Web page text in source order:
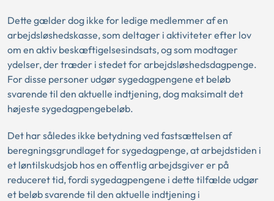
Dette gælder dog ikke for ledige medlemmer af en
arbejdsløshedskasse, som deltager i aktiviteter efter lov
om en aktiv beskæftigelsesindsats, og som modtager
ydelser, der træder i stedet for arbejdsløshedsdagpenge.
For disse personer udgør sygedagpengene et beløb
svarende til den aktuelle indtjening, dog maksimalt det
højeste sygedagpengebeløb.
Det har således ikke betydning ved fastsættelsen af
beregningsgrundlaget for sygedagpenge, at arbejdstiden i
et løntilskudsjob hos en offentlig arbejdsgiver er på
reduceret tid, fordi sygedagpengene i dette tilfælde udgør
et beløb svarende til den aktuelle indtjening i